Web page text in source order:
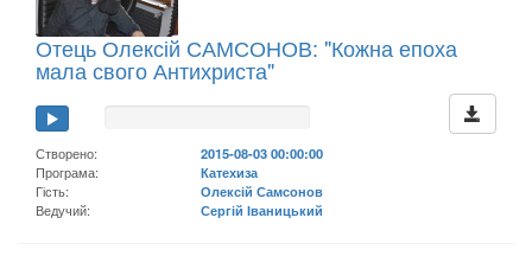
Отець Олексій САМСОНОВ: "Кожна епоха
мала свого Антихриста"
Створено:
2015-08-03 00:00:00
Програма:
Катехиза
Гість:
Олексій Самсонов
Ведучий:
Сергій Іваницький